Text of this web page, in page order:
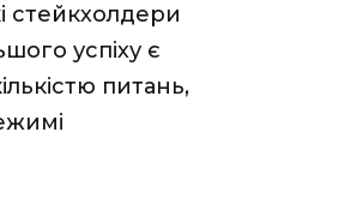
стейкхолдери
успіху є
питань,